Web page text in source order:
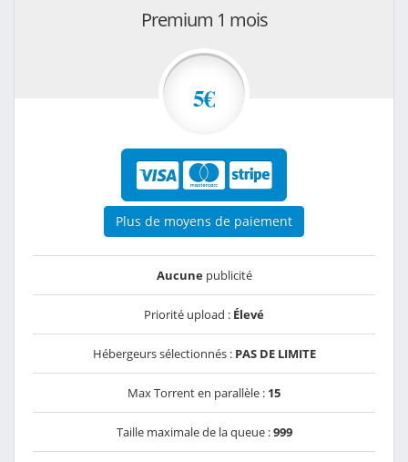
Premium 1 mois
5€
Plus de moyens de paiement
Aucunepublicité
Priorité upload : Élevé
Hébergeurs sélectionnés : PAS DE LIMITE
Max Torrent en parallèle : 15
Taille maximale de la queue :999